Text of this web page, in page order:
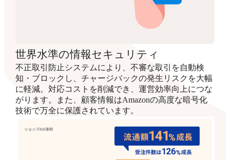
世界水準の情報セキュリティ
不正取引防止システムにより、不審な取引を自動検
知・ブロックし、チャージバックの発生リスクを大幅
に軽減。対応コストを削減でき、運営効率向上につな
がります。また、顧客情報はAmazonの高度な暗号化
技術で万全に保護されています。